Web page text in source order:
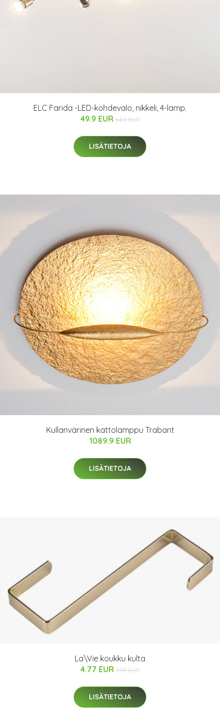
ELC Farida -LED-kohdevalo, nikkeli, 4-lamp.
49.9 EUR 64.9 EUR
LISÄTIETOJA
Kullanvärinen kattolamppu Trabant
1089.9 EUR
LISÄTIETOJA
La\Vie koukku kulta
4.77 EUR 7.95 EUR
LISÄTIETOJA